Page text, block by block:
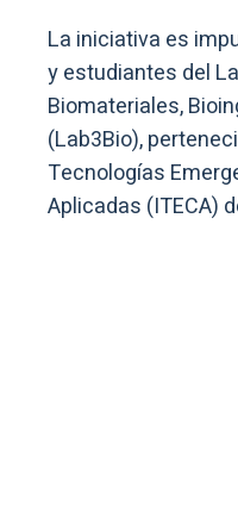
La iniciativa es
y estudiantes del
Biomateriales,
(Lab3Bio),
Tecnologías
Aplicadas (ITECA)